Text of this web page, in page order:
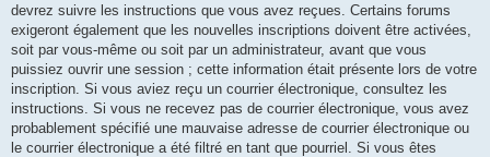
devrez suivre les instructions que vous avez reçues. Certains forums
exigeront également que les nouvelles inscriptions doivent être activées,
soit par vous-même ou soit par un administrateur, avant que vous
puissiez ouvrir une session ; cette information était présente lors de votre
inscription. Si vous aviez reçu un courrier électronique, consultez les
instructions. Si vous ne recevez pas de courrier électronique, vous avez
probablement spécifié une mauvaise adresse de courrier électronique ou
le courrier électronique a été filtré en tant que pourriel. Si vous êtes